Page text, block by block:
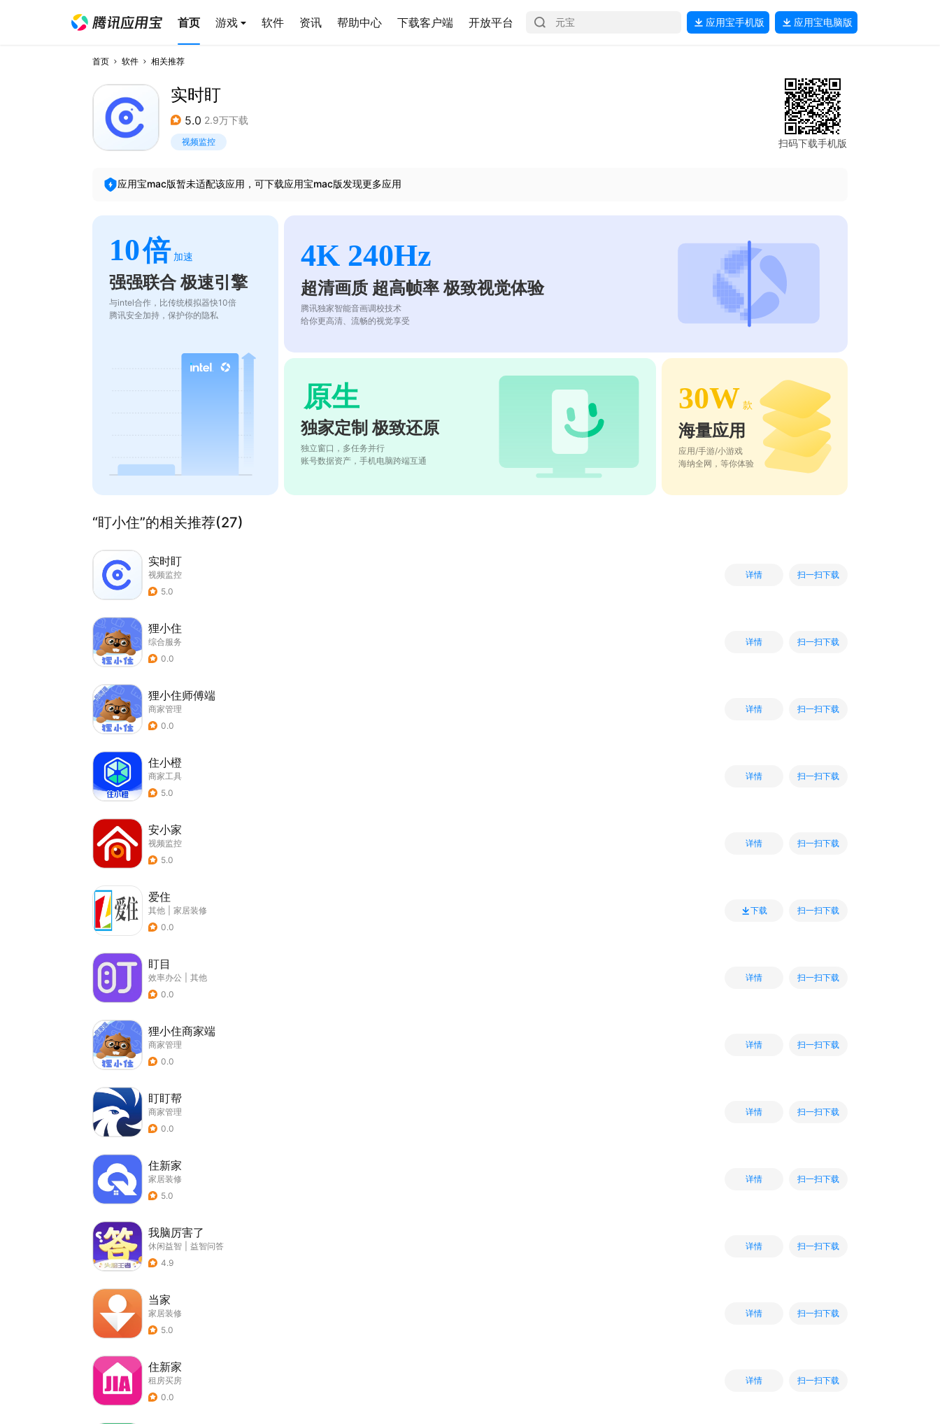
首页 游戏 软件 资讯 帮助中心 下载客户端 开放平台 应用宝手机版 应用宝电脑版
首页 软件 相关推荐
实时盯
5.0 2.9万下载
视频监控 扫码下载手机版
应用宝mac版暂未适配该应用，可下载应用宝mac版发现更多应用
10倍 加速
强强联合 极速引擎
与intel合作，比传统模拟器快10倍
腾讯安全加持，保护你的隐私
4K 240Hz
超清画质 超高帧率 极致视觉体验
腾讯独家智能音画调校技术
给你更高清、流畅的视觉享受
原生
独家定制 极致还原
独立窗口，多任务并行
账号数据资产，手机电脑跨端互通
30W 款
海量应用
应用/手游/小游戏
海纳全网，等你体验
“盯小住”的相关推荐(27)
实时盯
视频监控
5.0
详情 扫一扫下载
狸小住
综合服务
0.0
详情 扫一扫下载
狸小住师傅端
商家管理
0.0
详情 扫一扫下载
住小橙
商家工具
5.0
详情 扫一扫下载
安小家
视频监控
5.0
详情 扫一扫下载
爱住
其他
家居装修
0.0
下载 扫一扫下载
盯目
效率办公
其他
0.0
详情 扫一扫下载
狸小住商家端
商家管理
0.0
详情 扫一扫下载
盯盯帮
商家管理
0.0
详情 扫一扫下载
住新家
家居装修
5.0
详情 扫一扫下载
我脑厉害了
休闲益智
益智问答
4.9
详情 扫一扫下载
当家
家居装修
5.0
详情 扫一扫下载
住新家
租房买房
0.0
详情 扫一扫下载